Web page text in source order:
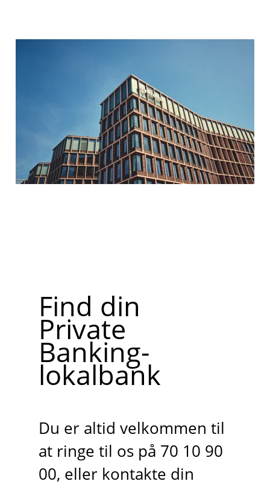
Find din
Private
Banking-
lokalbank
Du er altid velkommen til
at ringe til os på 70 10 90
00, eller kontakte din